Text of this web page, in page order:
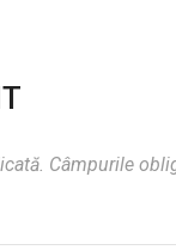
Câmpurile